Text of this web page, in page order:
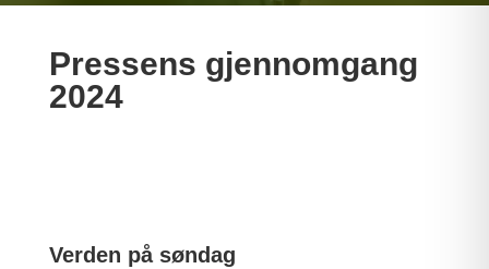
Pressens gjennomgang
2024
Verden på søndag